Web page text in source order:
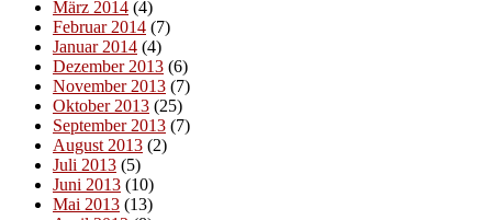
März 2014 (4)
Februar 2014 (7)
Januar 2014 (4)
Dezember 2013 (6)
November 2013 (7)
Oktober 2013 (25)
September 2013 (7)
August 2013 (2)
Juli 2013 (5)
Juni 2013 (10)
Mai 2013 (13)